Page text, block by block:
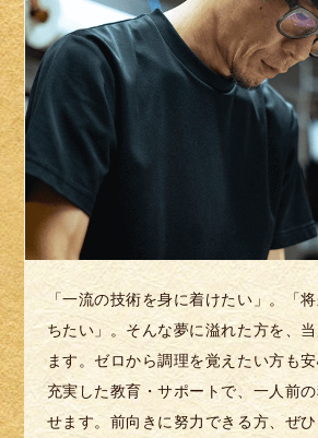
「一流の技術を身に着けたい」。「
ちたい」。そんな夢に溢れた方を、
ます。ゼロから調理を覚えたい方も安
充実した教育・サポートで、一人前
せます。前向きに努力できる方、ぜ